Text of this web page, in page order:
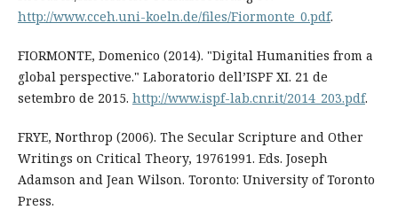
http://www.cceh.uni-koeln.de/files/Fiormonte_0.pdf.
FIORMONTE, Domenico (2014). "Digital Humanities from a
global perspective." Laboratorio dell’ISPF XI. 21 de
setembro de 2015. http://www.ispf-lab.cnr.it/2014_203.pdf.
FRYE, Northrop (2006). The Secular Scripture and Other
Writings on Critical Theory, 1976­1991. Eds. Joseph
Adamson and Jean Wilson. Toronto: University of Toronto
Press.